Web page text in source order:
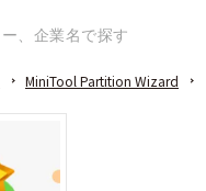
MiniTool Partition Wizard